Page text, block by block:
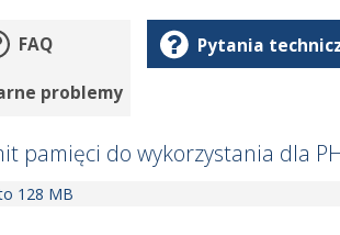
FAQ Pytania
problemy
pamięci do wykorzystania dla
128 MB